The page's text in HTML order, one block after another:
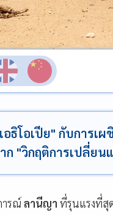
ธิโอเปีย" กับการเ
ก "วิกฤติการเปลี่ย
ารณ์ ลานีญา ที่รุนแรงที่สุ